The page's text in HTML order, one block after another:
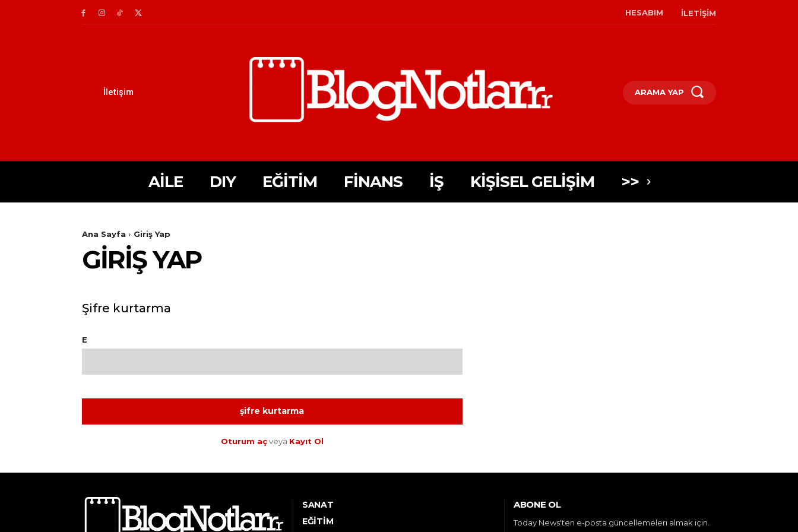
HESABIM İLETIŞIM
İletişim ARAMA YAP
AILE DIY EĞITIM FINANS İŞ KIŞISEL GELIŞIM >>
Ana Sayfa Giriş Yap
GIRIŞ YAP
Şifre kurtarma
E
şifre kurtarma
Oturum açveya Kayıt Ol
SANAT
EĞITIM
ABONE OL
Today News'ten e-posta güncellemeleri almak için.